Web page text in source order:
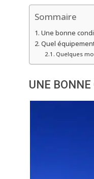
Sommaire
Une bonne
Quel
Quelques
UNE